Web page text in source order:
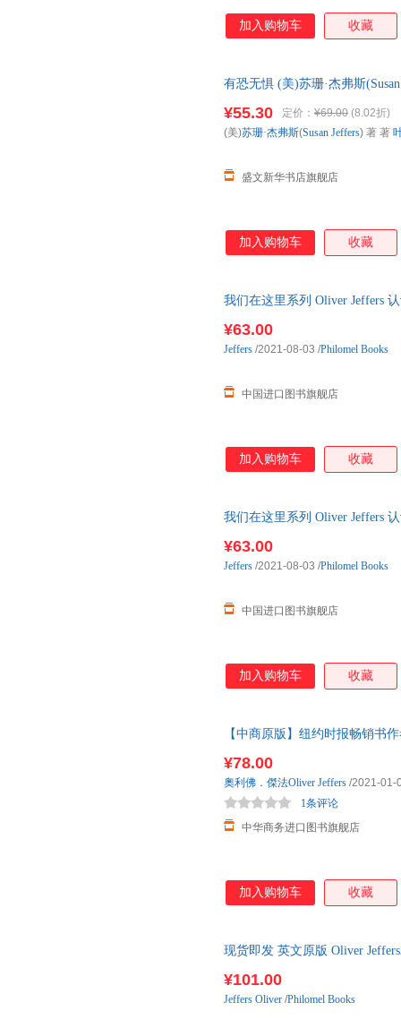
加入购物车 收藏
有恐无惧 (美)苏珊·杰弗斯
¥55.30 定价： ¥69.00 (8.02折)
盛文新华书店旗舰店
(美)苏珊·杰弗斯(Susan Jeffers) 著 著
加入购物车 收藏
我们在这里系列 Oliver Jeffers
¥63.00
中国进口图书旗舰店
Jeffers /2021-08-03 /Philomel Books
加入购物车 收藏
我们在这里系列 Oliver Jeffers
¥63.00
中国进口图书旗舰店
Jeffers /2021-08-03 /Philomel Books
加入购物车 收藏
【中商原版】纽约时报畅销书
¥78.00
中华商务进口图书旗舰店
1条评论
奧利佛．傑法Oliver Jeffers /2021-01-
加入购物车 收藏
现货即发 英文原版 Oliver
¥101.00
Jeffers Oliver /Philomel Books